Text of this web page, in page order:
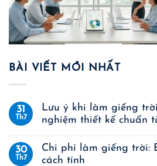
BÀI VIẾT MỚI NHẤT
31
Th7
Lưu ý khi làm giếng
nghiệm thiết kế chuẩn
30
Th7
Chi phí làm giếng trời:
cách tính